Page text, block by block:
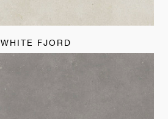
WHITE FJORD